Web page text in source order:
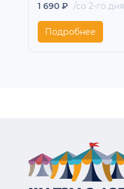
1 690 ₽ /со 2-го дня
Подробнее